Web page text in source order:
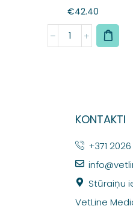
€42.40
KONTAKTI
+371
Stūraiņu
VetLine